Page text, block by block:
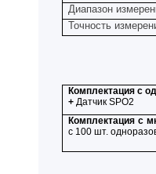
Диапазон
Точность
Комплектация с
+ДатчикSPO2
Комплектация с
с 100 шт.